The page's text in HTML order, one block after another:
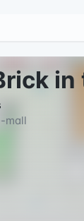
in
mall